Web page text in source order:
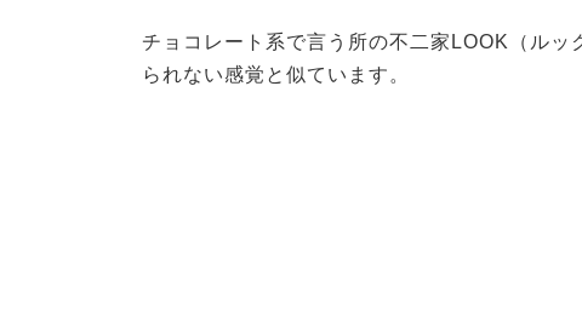
チョコレート系で言う所の不二家LOOK（ル
られない感覚と似ています。